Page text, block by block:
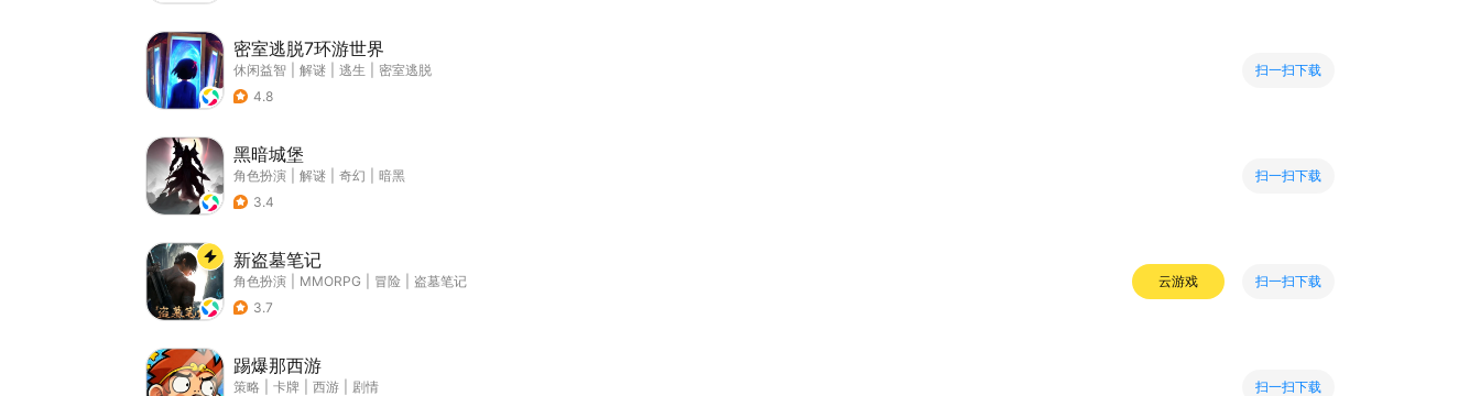
密室逃脱7环游世界
休闲益智 解谜 逃生
密室逃脱
4.8
扫一扫下载
黑暗城堡
角色扮演 解谜 奇幻
暗黑
3.4
扫一扫下载
新盗墓笔记
角色扮演 MMORPG 冒险
盗墓笔记
3.7
云游戏 扫一扫下载
踢爆那西游
策略 卡牌 西游
剧情
扫一扫下载